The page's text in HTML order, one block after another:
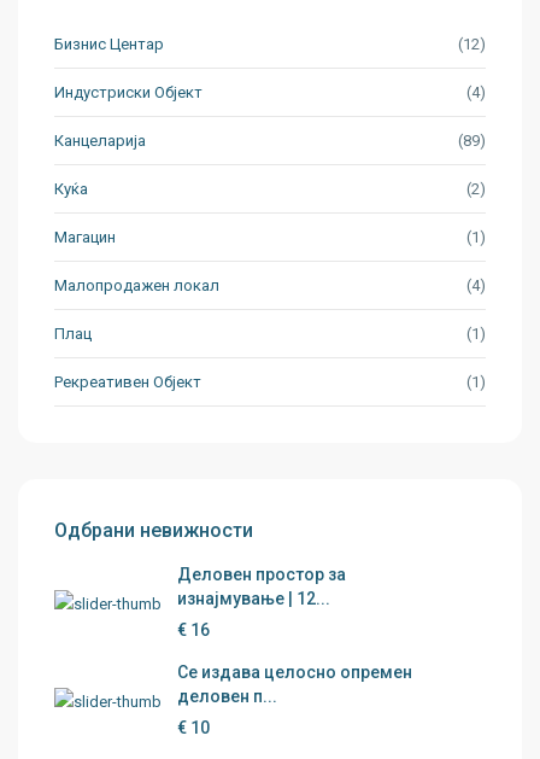
Бизнис Центар (12)
Индустриски Oбјект (4)
Канцеларија (89)
Куќа (2)
Магацин (1)
Малопродажен локал (4)
Плац (1)
Рекреативен Објект (1)
Одбрани невижности
Деловен простор за
изнајмување | 12...
€ 16
Се издава целосно опремен
деловен п...
€ 10